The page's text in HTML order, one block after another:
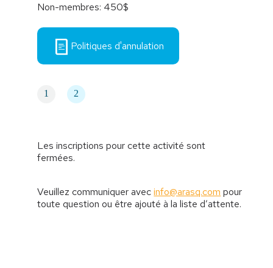
Non-membres: 450$
Politiques d'annulation
1 2
Les inscriptions pour cette activité sont
fermées.
Veuillez communiquer avecinfo@arasq.com pour
toute question ou être ajouté à la liste d’attente.